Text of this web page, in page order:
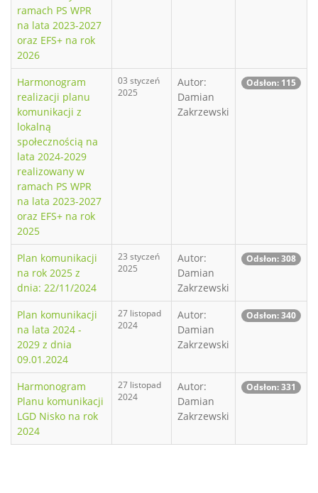
ramach PS WPR
na lata 2023-2027
oraz EFS+ na rok
2026
Harmonogram
realizacji planu
komunikacji z
lokalną
społecznością na
lata 2024-2029
realizowany w
ramach PS WPR
na lata 2023-2027
oraz EFS+ na rok
2025
03 styczeń
2025
Autor:
Damian
Zakrzewski
Odsłon: 115
Plan komunikacji
na rok 2025 z
dnia: 22/11/2024
23 styczeń
2025
Autor:
Damian
Zakrzewski
Odsłon: 308
Plan komunikacji
na lata 2024 -
2029 z dnia
09.01.2024
27 listopad
2024
Autor:
Damian
Zakrzewski
Odsłon: 340
Harmonogram
Planu komunikacji
LGD Nisko na rok
2024
27 listopad
2024
Autor:
Damian
Zakrzewski
Odsłon: 331